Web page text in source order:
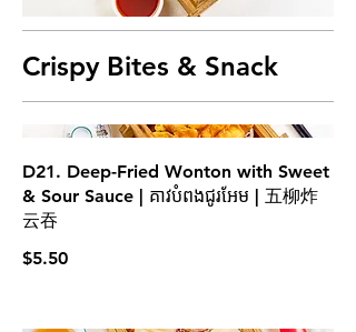
Crispy Bites & Snack
D21. Deep-Fried Wonton with Sweet
& Sour Sauce | គាវបំពងជូរអែម | 五柳炸
云吞
$5.50